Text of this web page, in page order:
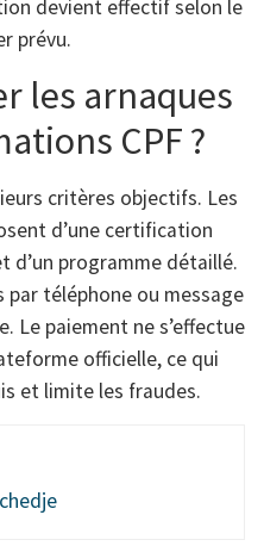
devient effectif selon le
prévu.
les arnaques
CPF ?
critères objectifs. Les
d’une certification
d’un programme détaillé.
téléphone ou message
Le paiement ne s’effectue
officielle, ce qui
et limite les fraudes.